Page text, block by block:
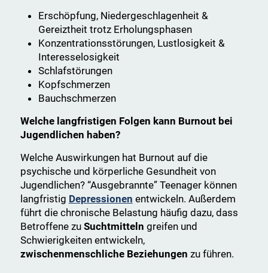
Erschöpfung, Niedergeschlagenheit &
Gereiztheit trotz Erholungsphasen
Konzentrationsstörungen, Lustlosigkeit &
Interesselosigkeit
Schlafstörungen
Kopfschmerzen
Bauchschmerzen
Welche langfristigen Folgen kann Burnout bei
Jugendlichen haben?
Welche Auswirkungen hat Burnout auf die
psychische und körperliche Gesundheit von
Jugendlichen? “Ausgebrannte” Teenager können
langfristig Depressionen entwickeln. Außerdem
führt die chronische Belastung häufig dazu, dass
Betroffene zu Suchtmitteln greifen und
Schwierigkeiten entwickeln,
zwischenmenschliche Beziehungen zu führen.